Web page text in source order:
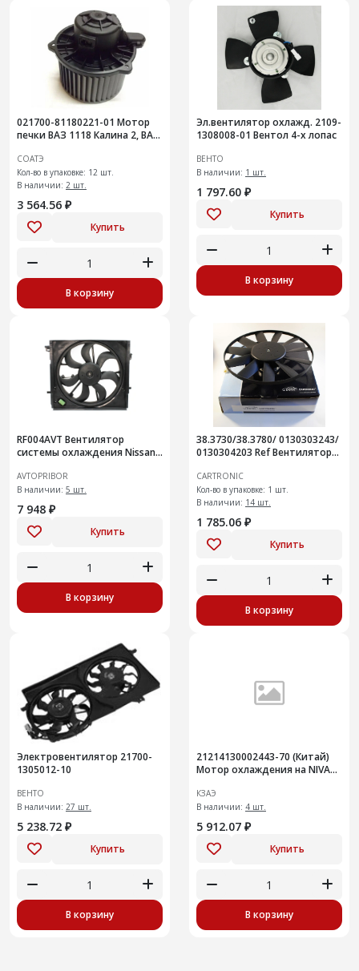
021700-81180221-01 Мотор
печки ВАЗ 1118 Калина 2, ВАЗ
установкой Halla
СОАТЭ
Кол-во в упаковке: 12 шт.
В наличии: 2 шт.
3 564.56 ₽
Купить
В корзину
Эл.вентилятор охлажд. 2109-
1308008-01 Вентол 4-х лопас
ВЕНТО
В наличии: 1 шт.
1 797.60 ₽
Купить
В корзину
RF004AVT Вентилятор
системы охлаждения Nissan
AVTOPRIBOR
В наличии: 5 шт.
7 948 ₽
Купить
В корзину
38.3730/38.3780/ 0130303243/
0130304203 Ref Вентилятор
CTR0101472
CARTRONIC
Кол-во в упаковке: 1 шт.
В наличии: 14 шт.
1 785.06 ₽
Купить
В корзину
Электровентилятор 21700-
1305012-10
ВЕНТО
В наличии: 27 шт.
5 238.72 ₽
Купить
В корзину
21214130002443-70 (Китай)
Мотор охлаждения на NIVA
КЗАЭ
В наличии: 4 шт.
5 912.07 ₽
Купить
В корзину